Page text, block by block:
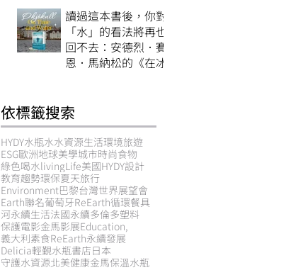
讀過這本書後，你對
「水」的看法將再也
回不去：安德烈．賽
恩．馬納松的《在冰
依標籤搜索
HYDY水瓶水水資源生活環境旅遊
ESG歐洲地球美學城市時尚食物
綠色喝水livingLife美國HYDY設計
教育趨勢環保夏天旅行
Environment巴黎台灣世界展望會
Earth聯名葡萄牙ReEarth循環餐具
河永續生活法國永續多倫多塑料
保護電影金馬影展Education,
義大利素食ReEarth永續發展
Delicia輕覲水瓶書店日本
守護水資源北美健康金馬保溫水瓶